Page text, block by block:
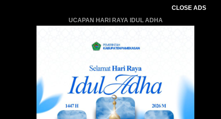
CLOSE ADS
UCAPAN HARI RAYA IDUL ADHA